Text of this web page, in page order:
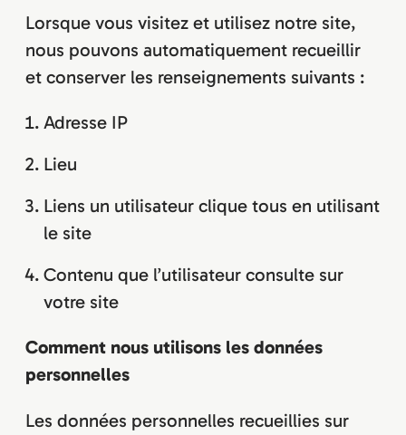
Lorsque vous visitez et utilisez notre site,
nous pouvons automatiquement recueillir
et conserver les renseignements suivants :
Adresse IP
Lieu
Liens un utilisateur clique tous en utilisant
le site
Contenu que l’utilisateur consulte sur
votre site
Comment nous utilisons les données
personnelles
Les données personnelles recueillies sur